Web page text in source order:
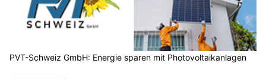
PVT-Schweiz GmbH: Energie sparen mit Photovoltaikanlagen